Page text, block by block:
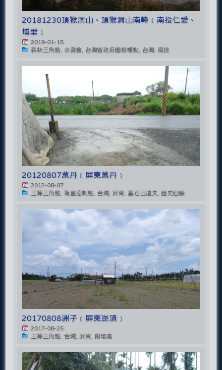
20181230頂猴洞山、頂猴洞山南峰﹝南投仁愛、
埔里﹞
2019-01-15
森林三角點, 水資會, 台灣省政府圖根補點, 台灣, 南投
20120807萬丹﹝屏東萬丹﹞
2012-08-07
三等三角點, 衛星控制點, 台灣, 屏東, 基石已遺失, 歷史回顧
20170808洲子﹝屏東崁頂﹞
2017-08-25
三等三角點, 台灣, 屏東, 附環景